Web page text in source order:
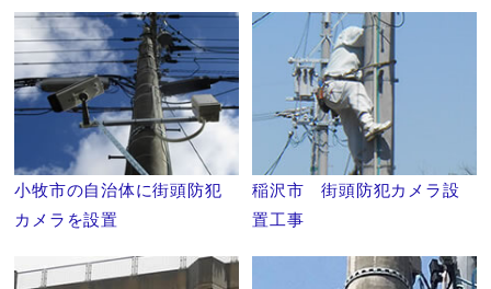
小牧市の自治体に街頭防犯
カメラを設置
稲沢市 街頭防犯カメラ設
置工事